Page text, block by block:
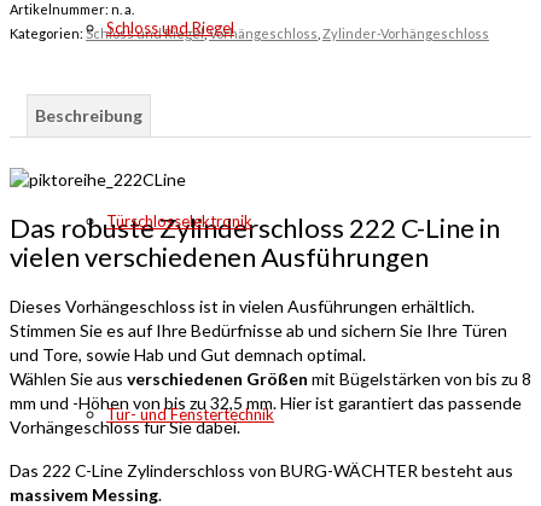
Schloss und Riegel
Türschlosselektronik
Tür- und Fenstertechnik
Artikelnummer: n. a.
Kategorien: Schloss und Riegel,Vorhängeschloss Zylinder-Vorhängeschloss
Beschreibung
Das robuste Zylinderschloss 222 C-Line in
vielen verschiedenen Ausführungen
Dieses Vorhängeschloss ist in vielen Ausführungen erhältlich.
Stimmen Sie es auf Ihre Bedürfnisse ab und sichern Sie Ihre Türen
und Tore, sowie Hab und Gut demnach optimal.
Wählen Sie aus verschiedenen Größen mit Bügelstärken von bis zu 8
mm und -Höhen von bis zu 32,5 mm. Hier ist garantiert das passende
Vorhängeschloss für Sie dabei.
Das 222 C-Line Zylinderschloss von BURG-WÄCHTER besteht aus
massivem Messing.